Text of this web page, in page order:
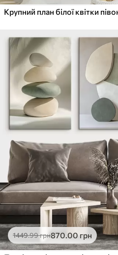
1449.99грн870.00 грн